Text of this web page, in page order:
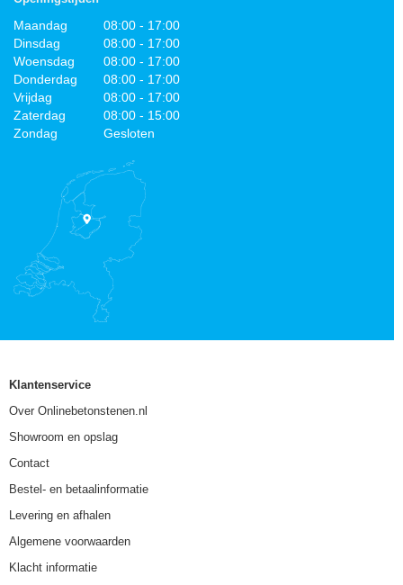
Maandag
08:00 - 17:00
Dinsdag
08:00 - 17:00
Woensdag
08:00 - 17:00
Donderdag
08:00 - 17:00
Vrijdag
08:00 - 17:00
Zaterdag
08:00 - 15:00
Zondag
Gesloten
Klantenservice
Over Onlinebetonstenen.nl
Showroom en opslag
Contact
Bestel- en betaalinformatie
Levering en afhalen
Algemene voorwaarden
Klacht informatie